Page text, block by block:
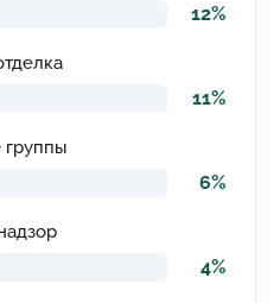
12%
11%
6%
4%